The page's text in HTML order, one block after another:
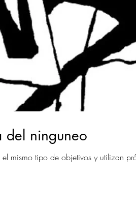
del ninguneo
mismo tipo de objetivos y utilizan